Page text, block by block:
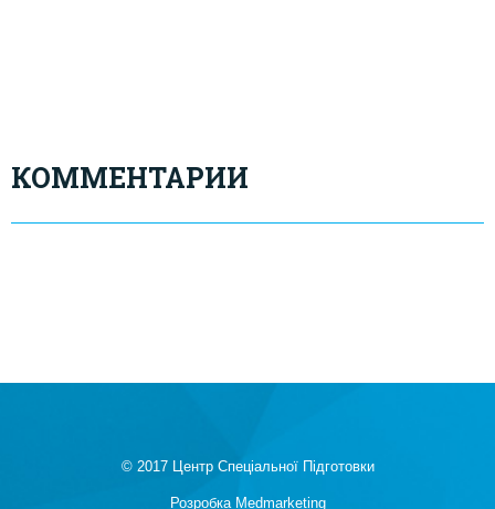
КОММЕНТАРИИ
© 2017 Центр Спеціальної Підготовки
Розробка Medmarketing